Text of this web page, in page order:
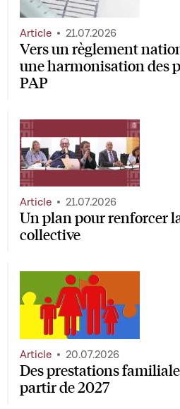
Vers un règlement
une harmonisation des
PAP
Article 21.07.2026
Un plan pour renforcer
collective
Article 21.07.2026
Des prestations
partir de 2027
Article 20.07.2026